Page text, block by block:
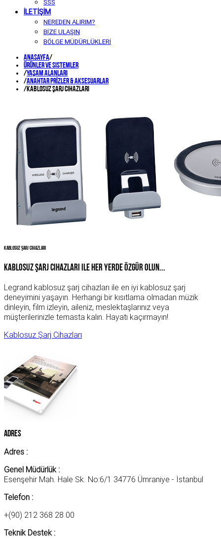
SSS
İLETİŞİM
NEREDEN ALIRIM?
BİZE ULAŞIN
BÖLGE MÜDÜRLÜKLERİ
Anasayfa/
Ürünler ve Sistemler
/YAŞAM ALANLARI
/ANAHTAR PRİZLER & AKSESUARLAR
/Kablosuz Şarj Cihazları
Kablosuz Şarj Cihazları
Kablosuz Şarj Cihazları ile Her Yerde Özgür Olun...
Legrand kablosuz şarj cihazları ile en iyi kablosuz şarj
deneyimini yaşayın. Herhangi bir kısıtlama olmadan müzik
dinleyin, film izleyin, aileniz, meslektaşlarınız veya
müşterilerinizle temasta kalın. Hayatı kaçırmayın!
Kablosuz Şarj Cihazları
Adres
Adres :
Genel Müdürlük :
Esenşehir Mah. Hale Sk. No:6/1 34776 Ümraniye - İstanbul
Telefon :
+(90) 212 368 28 00
Teknik Destek :